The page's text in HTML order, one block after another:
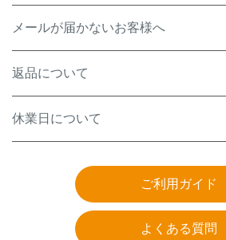
メールが届かないお客様へ
返品について
休業日について
ご利用ガイド
よくある質問